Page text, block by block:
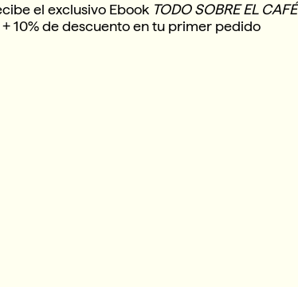
el exclusivo Ebook TODO SOBRE EL CAFÉ
10% de descuento en tu primer pedido